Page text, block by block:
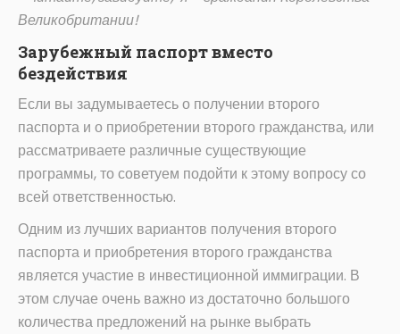
Великобритании!
Зарубежный паспорт вместо
бездействия
Если вы задумываетесь о получении второго
паспорта и о приобретении второго гражданства, или
рассматриваете различные существующие
программы, то советуем подойти к этому вопросу со
всей ответственностью.
Одним из лучших вариантов получения второго
паспорта и приобретения второго гражданства
является участие в инвестиционной иммиграции. В
этом случае очень важно из достаточно большого
количества предложений на рынке выбрать